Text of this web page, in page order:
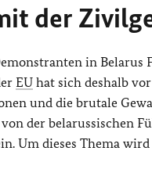
der
in Belarus
EU hat sich deshalb
und die brutale
der belarussischen
Um dieses Thema